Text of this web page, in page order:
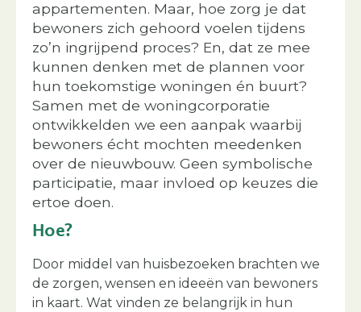
appartementen. Maar, hoe zorg je dat
bewoners zich gehoord voelen tijdens
zo’n ingrijpend proces? En, dat ze mee
kunnen denken met de plannen voor
hun toekomstige woningen én buurt?
Samen met de woningcorporatie
ontwikkelden we een aanpak waarbij
bewoners écht mochten meedenken
over de nieuwbouw. Geen symbolische
participatie, maar invloed op keuzes die
ertoe doen.
Hoe?
Door middel van huisbezoeken brachten we
de zorgen, wensen en ideeën van bewoners
in kaart. Wat vinden ze belangrijk in hun